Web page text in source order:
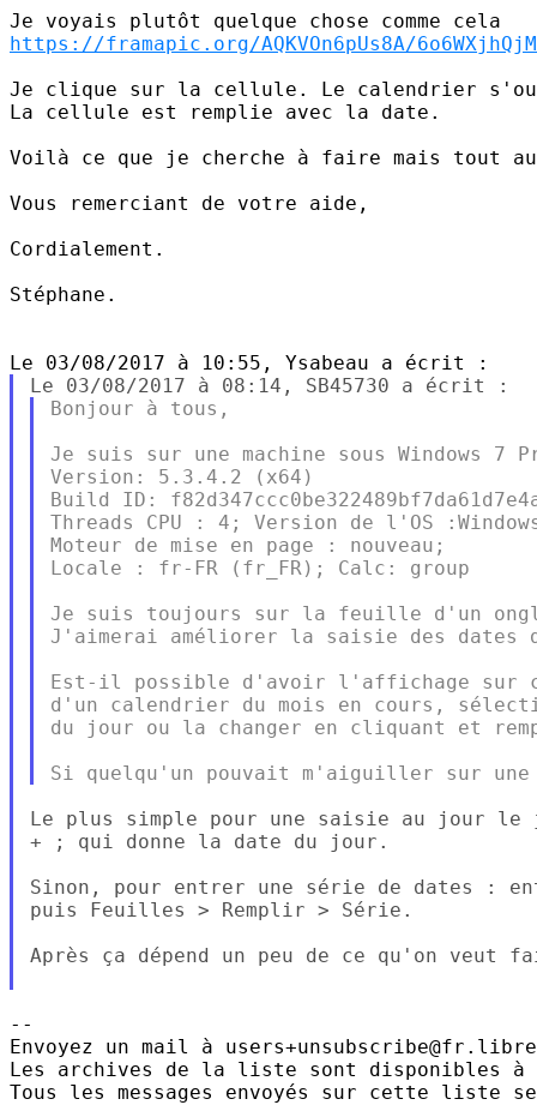
https://framapic.org/AQKVOn6pUs8A/
Je clique sur la cellule. Le calendrier
La cellule est remplie avec la date.
Voilà ce que je cherche à faire mais tout
Vous remerciant de votre aide,
Cordialement.
Stéphane.
Bonjour à tous,
Je suis sur une machine sous Windows 7
Version: 5.3.4.2 (x64)
Build ID:
Threads CPU : 4; Version de l'OS
Moteur de mise en page : nouveau;
Locale : fr-FR (fr_FR); Calc: group
Je suis toujours sur la feuille d'un
J'aimerai améliorer la saisie des dates
Est-il possible d'avoir l'affichage sur
d'un calendrier du mois en cours,
du jour ou la changer en cliquant et
Le plus simple pour une saisie au jour
+ ; qui donne la date du jour.
Sinon, pour entrer une série de dates :
puis Feuilles > Remplir > Série.
Après ça dépend un peu de ce qu'on veut
--
Envoyez un mail à
Les archives de la liste sont disponibles à
Tous les messages envoyés sur cette liste